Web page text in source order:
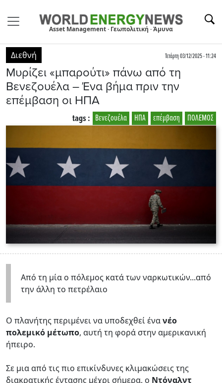
Asset Management · Γεωπολιτική · Άμυνα
Διεθνή Τετάρτη 03/12/2025 - 11:24
Μυρίζει «μπαρούτι» πάνω από τη
Βενεζουέλα – Ένα βήμα πριν την
επέμβαση οι ΗΠΑ
ΠΟΛΕΜΟΣ
επέμβαση
ΗΠΑ
Βενεζουέλα
tags :
Από τη μία ο πόλεμος κατά των ναρκωτικών...από
την άλλη το πετρέλαιο
Ο πλανήτης περιμένει να υποδεχθεί ένανέο
πολεμικό μέτωπο, αυτή τη φορά στην αμερικανική
ήπειρο.
Σε μια από τις πιο επικίνδυνες κλιμακώσεις της
διακρατικής έντασης μέχρι σήμερα, ο Ντόναλντ